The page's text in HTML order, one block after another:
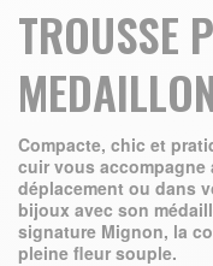
TROUSSE
Compacte, chic et
cuir vous accompagne
déplacement ou dans
bijoux avec son
signature Mignon, la
pleine fleur souple.